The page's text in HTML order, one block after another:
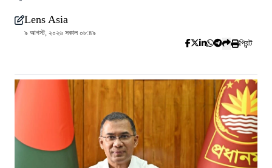
Lens Asia
৯ আগস্ট, ২০২৬ সকাল ০৮:৪৯
প্রিন্ট